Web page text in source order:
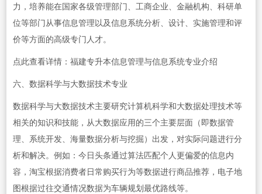
力，培养能在国家各级管理部门、工商企业、金融机构、科研单
位等部门从事信息管理以及信息系统分析、设计、实施管理和评
价等方面的高级专门人才。
点此查看详情：福建专升本信息管理与信息系统专业介绍
六、数据科学与大数据技术专业
数据科学与大数据技术主要研究计算机科学和大数据处理技术等
相关的知识和技能，从大数据应用的三个主要层面（即数据管
理、系统开发、海量数据分析与挖掘）出发，对实际问题进行分
析和解决。例如：今日头条通过算法匹配个人更偏爱的信息内
容，淘宝根据消费者日常购买行为等数据进行商品推荐，电子地
图根据过往交通情况数据为车辆规划最优路线等。